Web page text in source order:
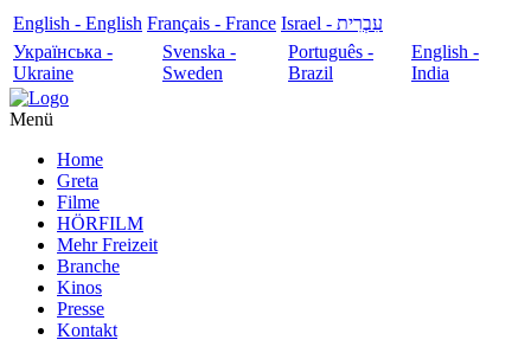
English - English Français - France
עִבְרִית - Israel
Українська -
Ukraine
Svenska -
Sweden
Português -
Brazil
English -
India
Menü
Home
Greta
Filme
HÖRFILM
Mehr Freizeit
Branche
Kinos
Presse
Kontakt